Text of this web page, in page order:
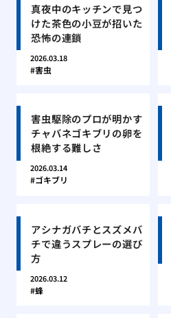
真夜中のキッチンで見つ
けた茶色の小豆が招いた
恐怖の連鎖
2026.03.18
害虫
害虫駆除のプロが明かす
チャバネゴキブリの卵を
根絶する難しさ
2026.03.14
ゴキブリ
アシナガバチとスズメバ
チで違うスプレーの選び
方
2026.03.12
蜂